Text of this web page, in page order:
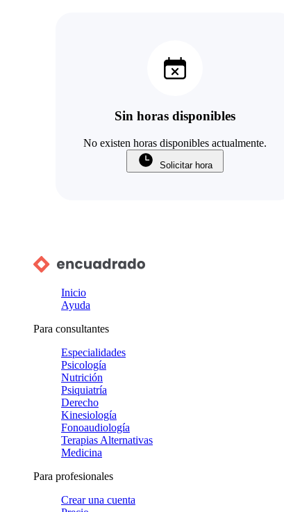
Sin horas disponibles
No existen horas disponibles actualmente.
Solicitar hora
Inicio
Ayuda
Para consultantes
Especialidades
Psicología
Nutrición
Psiquiatría
Derecho
Kinesiología
Fonoaudiología
Terapias Alternativas
Medicina
Para profesionales
Crear una cuenta